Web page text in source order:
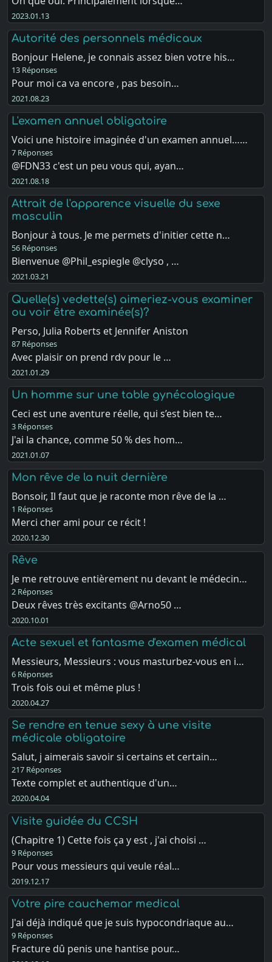
2023.01.13
Autorité des personnels médicaux
Bonjour Helene, je connais assez bien votre his…
13 Réponses
Pour moi ca va encore , pas besoin…
2021.08.23
L'examen annuel obligatoire
Voici une histoire imaginée d'un examen annuel……
7 Réponses
@FDN33 c'est un peu vous qui, ayan…
2021.08.18
Attrait de l'apparence visuelle du sexe
masculin
Bonjour à tous. Je me permets d'initier cette n…
56 Réponses
Bienvenue @Phil_espiegle @clyso , …
2021.03.21
Quelle(s) vedette(s) aimeriez-vous examiner
ou voir être examinée(s)?
Perso, Julia Roberts et Jennifer Aniston
87 Réponses
Avec plaisir on prend rdv pour le …
2021.01.29
Un homme sur une table gynécologique
Ceci est une aventure réelle, qui s’est bien te…
3 Réponses
J'ai la chance, comme 50 % des hom…
2021.01.07
Mon rêve de la nuit dernière
Bonsoir, Il faut que je raconte mon rêve de la …
1 Réponses
Merci cher ami pour ce récit !
2020.12.30
Rêve
Je me retrouve entièrement nu devant le médecin…
2 Réponses
Deux rêves très excitants @Arno50 …
2020.10.01
Acte sexuel et fantasme d'examen médical
Messieurs, Messieurs : vous masturbez-vous en i…
6 Réponses
Trois fois oui et même plus !
2020.04.27
Se rendre en tenue sexy à une visite
médicale obligatoire
Salut, j aimerais savoir si certains et certain…
217 Réponses
Texte complet et authentique d'un…
2020.04.04
Visite guidée du CCSH
(Chapitre 1) Cette fois ça y est , j'ai choisi …
9 Réponses
Pour vous messieurs qui veule réal…
2019.12.17
Votre pire cauchemar medical
J'ai déjà indiqué que je suis hypocondriaque au…
9 Réponses
Fracture dû penis une hantise pour…